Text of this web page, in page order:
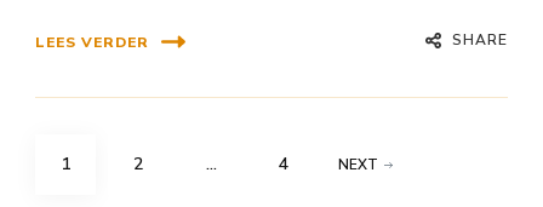
LEES VERDER SHARE
Berichten
PAGE
1 PAGE
2 … PAGE
4 NEXT